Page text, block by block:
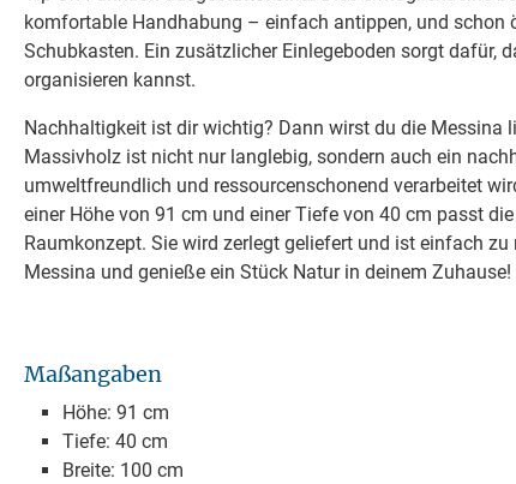
komfortable Handhabung – einfach antippen, und schon
Schubkasten. Ein zusätzlicher Einlegeboden sorgt dafür,
organisieren kannst.
Nachhaltigkeit ist dir wichtig? Dann wirst du die Messina
Massivholz ist nicht nur langlebig, sondern auch ein
umweltfreundlich und ressourcenschonend verarbeitet
einer Höhe von 91 cm und einer Tiefe von 40 cm passt
Raumkonzept. Sie wird zerlegt geliefert und ist einfach
Messina und genieße ein Stück Natur in deinem Zuhause!
Maßangaben
Höhe: 91 cm
Tiefe: 40 cm
Breite: 100 cm